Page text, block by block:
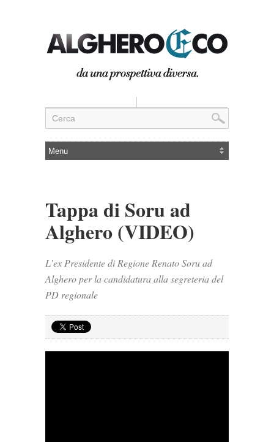
Tappa di Soru ad
Alghero (VIDEO)
L’ex Presidente di Regione Renato Soru ad
Alghero per la candidatura alla segreteria del
PD regionale